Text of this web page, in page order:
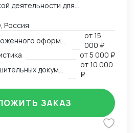
деятельности для
рынка из России и
ВЭД более 13 лет
качественные
для компаний, решивших
рынок. MM Log&Consult
международный бизнес в
масштабах: -
ВЭД с нуля; -
стратегии
силами заказчика; -
сделки разово или
Россия
от15
000 ₽
от5 000 ₽
от10 000
₽
ЗАКАЗ